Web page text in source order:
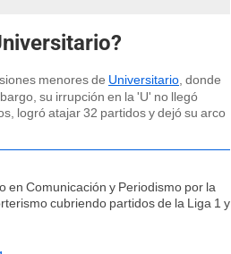
menores de Universitario, donde
su irrupción en la 'U' no llegó
logró atajar 32 partidos y dejó su arco
en Comunicación y Periodismo por la
cubriendo partidos de la Liga 1 y